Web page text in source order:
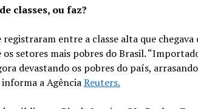
classes, ou faz?
entre a classe alta que chegava
setores mais pobres do Brasil.
devastando os pobres do país,
a AgênciaReuters.